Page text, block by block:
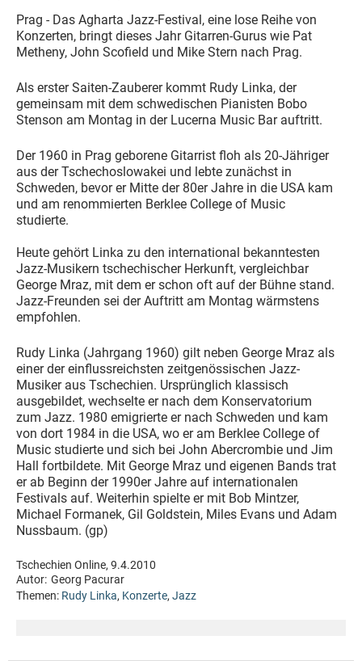
Prag - Das Agharta Jazz-Festival, eine lose Reihe von
Konzerten, bringt dieses Jahr Gitarren-Gurus wie Pat
Metheny, John Scofield und Mike Stern nach Prag.
Als erster Saiten-Zauberer kommt Rudy Linka, der
gemeinsam mit dem schwedischen Pianisten Bobo
Stenson am Montag in der Lucerna Music Bar auftritt.
Der 1960 in Prag geborene Gitarrist floh als 20-Jähriger
aus der Tschechoslowakei und lebte zunächst in
Schweden, bevor er Mitte der 80er Jahre in die USA kam
und am renommierten Berklee College of Music
studierte.
Heute gehört Linka zu den international bekanntesten
Jazz-Musikern tschechischer Herkunft, vergleichbar
George Mraz, mit dem er schon oft auf der Bühne stand.
Jazz-Freunden sei der Auftritt am Montag wärmstens
empfohlen.
Rudy Linka (Jahrgang 1960) gilt neben George Mraz als
einer der einflussreichsten zeitgenössischen Jazz-
Musiker aus Tschechien. Ursprünglich klassisch
ausgebildet, wechselte er nach dem Konservatorium
zum Jazz. 1980 emigrierte er nach Schweden und kam
von dort 1984 in die USA, wo er am Berklee College of
Music studierte und sich bei John Abercrombie und Jim
Hall fortbildete. Mit George Mraz und eigenen Bands trat
er ab Beginn der 1990er Jahre auf internationalen
Festivals auf. Weiterhin spielte er mit Bob Mintzer,
Michael Formanek, Gil Goldstein, Miles Evans und Adam
Nussbaum. (gp)
Tschechien Online, 9.4.2010
Autor: Georg Pacurar
Themen: Rudy Linka, Konzerte, Jazz